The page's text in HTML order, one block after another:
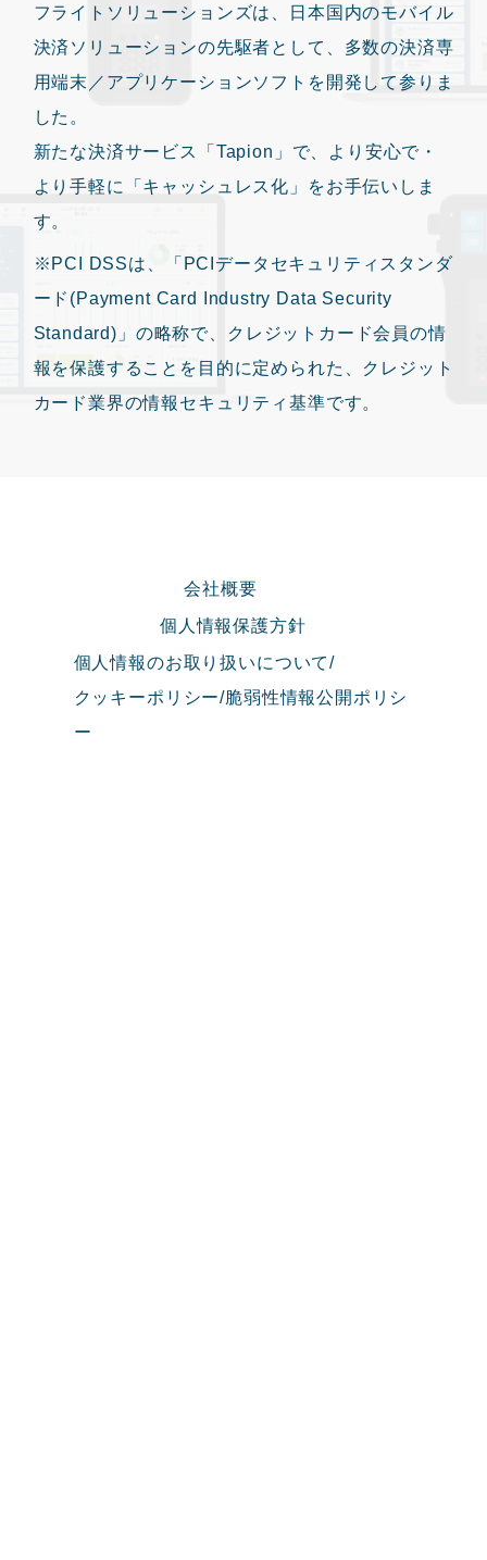
フライトソリューションズは、日本国内のモバイル
決済ソリューションの先駆者として、多数の決済専
用端末／アプリケーションソフトを開発して参りま
した。
新たな決済サービス「Tapion」で、より安心で・
より手軽に「キャッシュレス化」をお手伝いしま
す。
※PCI DSSは、「PCIデータセキュリティスタンダ
ード(Payment Card Industry Data Security
Standard)」の略称で、クレジットカード会員の情
報を保護することを目的に定められた、クレジット
カード業界の情報セキュリティ基準です。
個人情報のお取り扱いについて/
クッキーポリシー/脆弱性情報公開ポリシ
ー
個人情報保護方針
会社概要